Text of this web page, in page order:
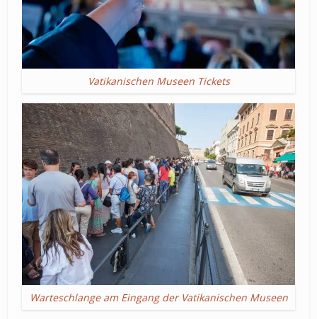
Vatikanischen Museen Tickets
Warteschlange am Eingang der Vatikanischen Museen